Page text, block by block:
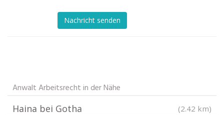
Nachricht senden
Anwalt Arbeitsrecht in der Nähe
Haina bei Gotha (2.42 km)